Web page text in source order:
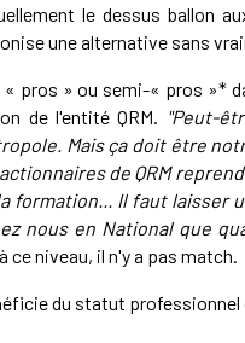
le dessus ballon
une alternative sans
pros » ou semi-« pros »*
de l'entité QRM. "Peut-
Mais ça doit être
de QRM
formation... Il faut laisser
nous en National que
ce niveau, il n'y a pas match.
du statut